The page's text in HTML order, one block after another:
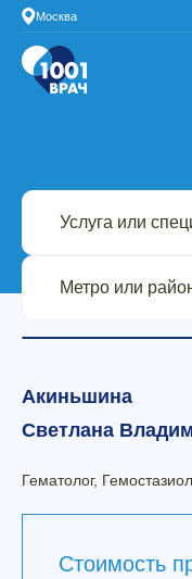
Москва
Акиньшина
Светлана
Гематолог,
Стоимость